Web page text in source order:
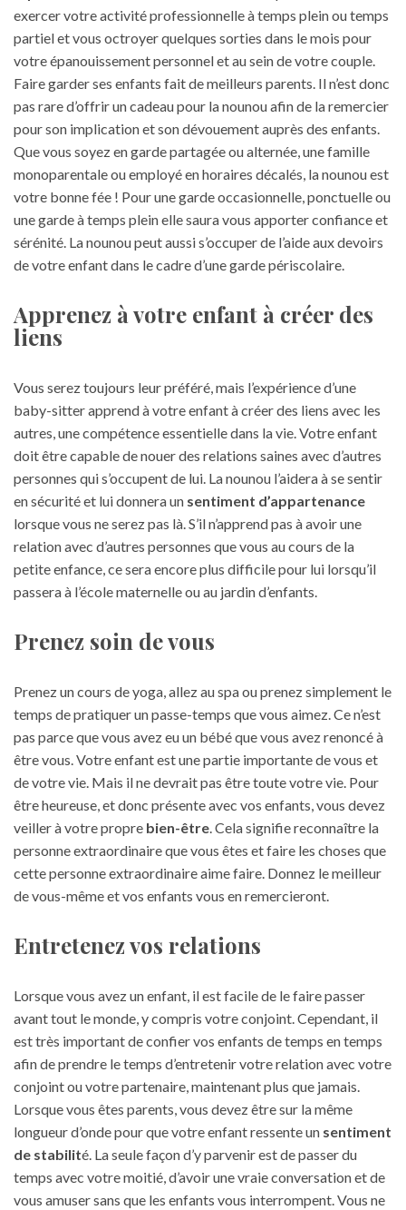
exercer votre activité professionnelle à temps plein ou temps
partiel et vous octroyer quelques sorties dans le mois pour
votre épanouissement personnel et au sein de votre couple.
Faire garder ses enfants fait de meilleurs parents. Il n’est donc
pas rare d’offrir uncadeau pour la nounouafin de la remercier
pour son implication et son dévouement auprès des enfants.
Que vous soyez en garde partagée ou alternée, une famille
monoparentale ou employé en horaires décalés, la nounou est
votre bonne fée ! Pour une garde occasionnelle, ponctuelle ou
une garde à temps plein elle saura vous apporter confiance et
sérénité. La nounou peut aussi s’occuper de l’aide aux devoirs
de votre enfant dans le cadre d’une garde périscolaire.
Apprenez à votre enfant à créer des
liens
Vous serez toujours leur préféré, mais l’expérience d’une
baby-sitter apprend à votre enfant à créer des liens avec les
autres, une compétence essentielle dans la vie. Votre enfant
doit être capable de nouer des relations saines avec d’autres
personnes qui s’occupent de lui. La nounou l’aidera à se sentir
en sécurité et lui donnera un sentiment d’appartenance
lorsque vous ne serez pas là. S’il n’apprend pas à avoir une
relation avec d’autres personnes que vous au cours de la
petite enfance, ce sera encore plus difficile pour lui lorsqu’il
passera à l’école maternelle ou au jardin d’enfants.
Prenez soin de vous
Prenez un cours de yoga, allez au spa ou prenez simplement le
temps de pratiquer un passe-temps que vous aimez. Ce n’est
pas parce que vous avez eu un bébé que vous avez renoncé à
être vous. Votre enfant est une partie importante de vous et
de votre vie. Mais il ne devrait pas être toute votre vie. Pour
être heureuse, et donc présente avec vos enfants, vous devez
veiller à votre propre bien-être. Cela signifie reconnaître la
personne extraordinaire que vous êtes et faire les choses que
cette personne extraordinaire aime faire. Donnez le meilleur
de vous-même et vos enfants vous en remercieront.
Entretenez vos relations
Lorsque vous avez un enfant, il est facile de le faire passer
avant tout le monde, y compris votre conjoint. Cependant, il
est très important de confier vos enfants de temps en temps
afin de prendre le temps d’entretenir votre relation avec votre
conjoint ou votre partenaire, maintenant plus que jamais.
Lorsque vous êtes parents, vous devez être sur la même
longueur d’onde pour que votre enfant ressente un sentiment
de stabilité. La seule façon d’y parvenir est de passer du
temps avec votre moitié, d’avoir une vraie conversation et de
vous amuser sans que les enfants vous interrompent. Vous ne